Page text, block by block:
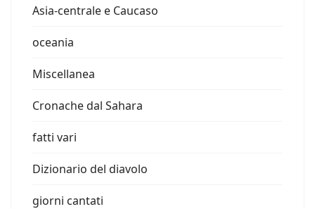
Asia-centrale e Caucaso
oceania
Miscellanea
Cronache dal Sahara
fatti vari
Dizionario del diavolo
giorni cantati